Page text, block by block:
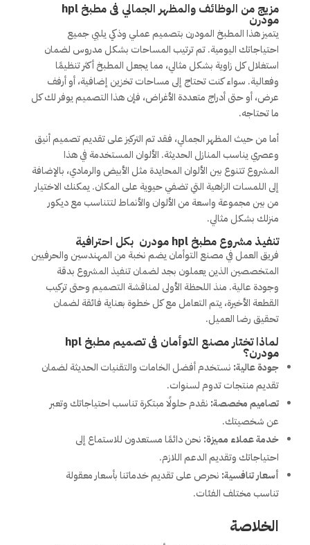
مزيج من الوظائف والمظهر الجمالي فى مطبخ hpl
مودرن
يتميز هذا المطبخ المودرن بتصميم عملي وذكي يلبي جميع
احتياجاتك اليومية. تم ترتيب المساحات بشكل مدروس لضمان
استغلال كل زاوية بشكل مثالي، مما يجعل المطبخ أكثر تنظيمًا
وفعالية. سواء كنت تحتاج إلى مساحات تخزين إضافية، أو أرفف
عرض، أو حتى أدراج متعددة الأغراض، فإن هذا التصميم يوفر لك كل
ما تحتاجه.
أما من حيث المظهر الجمالي، فقد تم التركيز على تقديم تصميم أنيق
وعصري يناسب المنازل الحديثة. الألوان المستخدمة في هذا
المشروع تتنوع بين الألوان المحايدة مثل الأبيض والرمادي، بالإضافة
إلى اللمسات الزاهية التي تضفي حيوية على المكان. يمكنك الاختيار
من بين مجموعة واسعة من الألوان والأنماط لتتناسب مع ديكور
منزلك بشكل مثالي.
تنفيذ مشروع مطبخ hpl مودرن بكل احترافية
فريق العمل في مصنع التوأمان يضم نخبة من المهندسين والحرفيين
المتخصصين الذين يعملون بجد لضمان تنفيذ المشروع بدقة
وجودة عالية. منذ اللحظة الأولى لمناقشة التصميم وحتى تركيب
القطعة الأخيرة، يتم التعامل مع كل خطوة بعناية فائقة لضمان
تحقيق رضا العميل.
لماذا تختار مصنع التوأمان فى تصميم مطبخ hpl
مودرن؟
جودة عالية: نستخدم أفضل الخامات والتقنيات الحديثة لضمان
تقديم منتجات تدوم لسنوات.
تصاميم مخصصة: نقدم حلولًا مبتكرة تناسب احتياجاتك وتعبر
عن شخصيتك.
خدمة عملاء مميزة: نحن دائمًا مستعدون للاستماع إلى
احتياجاتك وتقديم الدعم اللازم.
أسعار تنافسية: نحرص على تقديم خدماتنا بأسعار معقولة
تناسب مختلف الفئات.
الخلاصة